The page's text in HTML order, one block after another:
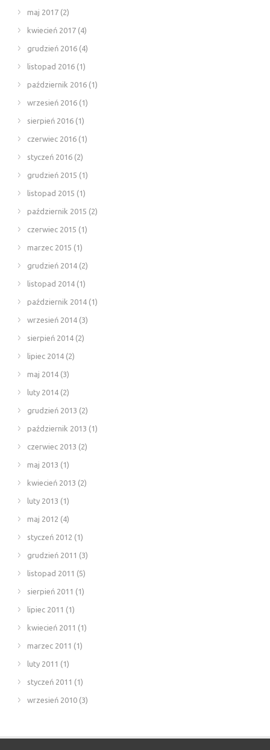
maj 2017 (2)
kwiecień 2017 (4)
grudzień 2016 (4)
listopad 2016 (1)
październik 2016 (1)
wrzesień 2016 (1)
sierpień 2016 (1)
czerwiec 2016 (1)
styczeń 2016 (2)
grudzień 2015 (1)
listopad 2015 (1)
październik 2015 (2)
czerwiec 2015 (1)
marzec 2015 (1)
grudzień 2014 (2)
listopad 2014 (1)
październik 2014 (1)
wrzesień 2014 (3)
sierpień 2014 (2)
lipiec 2014 (2)
maj 2014 (3)
luty 2014 (2)
grudzień 2013 (2)
październik 2013 (1)
czerwiec 2013 (2)
maj 2013 (1)
kwiecień 2013 (2)
luty 2013 (1)
maj 2012 (4)
styczeń 2012 (1)
grudzień 2011 (3)
listopad 2011 (5)
sierpień 2011 (1)
lipiec 2011 (1)
kwiecień 2011 (1)
marzec 2011 (1)
luty 2011 (1)
styczeń 2011 (1)
wrzesień 2010 (3)